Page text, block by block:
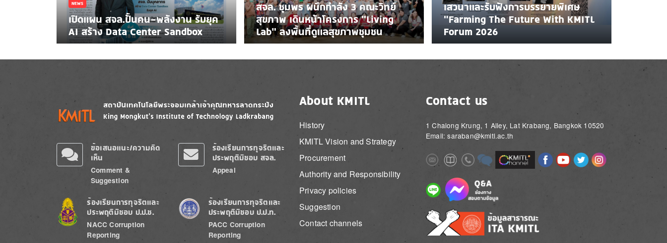
NEWS
เปิดแผน สจล.ปั้นคน-พลังงาน รับยุค
AI สร้าง Data Center Sandbox
สจล. ชุมพร ผนึกกำลัง 3 คณะวิทย์
สุขภาพ เดินหน้าโครงการ “Living
Lab” ลงพื้นที่ดูแลสุขภาพชุมชน
เสวนาและรับฟังการบรรยายพิเศษ
"Farming The Future With KMITL
Forum 2026
Image Image
ข้อเสนอแนะ/ความคิด
เห็น
Comment &
Suggestion
ร้องเรียนการทุจริตและ
ประพฤติมิชอบ สจล.
Appeal
Image
ร้องเรียนการทุจริตและ
ประพฤติมิชอบ ป.ป.ช.
NACC Corruption
Reporting
Image
ร้องเรียนการทุจริตและ
ประพฤติมิชอบ ป.ป.ท.
PACC Corruption
Reporting
About KMITL
History
KMITL Vision and Strategy
Procurement
Authority and Responsibility
Privacy policies
Suggestion
Contact channels
Contact us
1 Chalong Krung, 1 Alley, Lat Krabang, Bangkok 10520
Email: saraban@kmitl.ac.th
ImageImageImageImage Image ImageImageImageImage
Image Image
Image